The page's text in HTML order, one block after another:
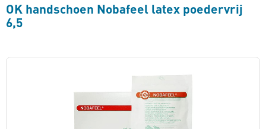
Bedrijfsnaam
Telefoonnummer
OK handschoen Nobafeel latex poedervrij
6,5
Ga